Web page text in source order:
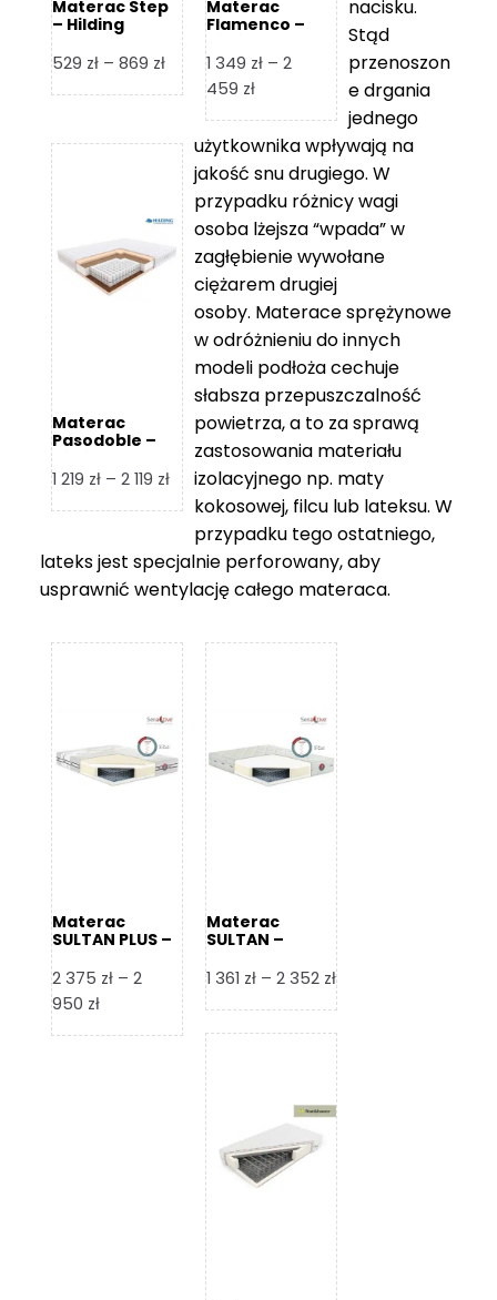
Materac Step
– Hilding
529 zł – 869 złZakres
cen:
529 zł
do
869 zł
Materac
Flamenco –
1 349 zł – 2
459 złZakres
od
1
349 zł
2
459 zł
Materac
Pasodoble –
1 219 zł – 2 119 złZakres
cen:
1
219 zł
do
119 zł
nacisku.
Stąd
przenoszon
e drgania
jednego
użytkownika wpływają na
jakość snu drugiego. W
przypadku różnicy wagi
osoba lżejsza “wpada” w
zagłębienie wywołane
ciężarem drugiej
osoby. Materace sprężynowe
w odróżnieniu do innych
modeli podłoża cechuje
słabsza przepuszczalność
powietrza, a to za sprawą
zastosowania materiału
izolacyjnego np. maty
kokosowej, filcu lub lateksu. W
przypadku tego ostatniego,
lateks jest specjalnie perforowany, aby
usprawnić wentylację całego materaca.
Materac
SULTAN PLUS –
2 375 zł – 2
950 złZakres
Materac
SULTAN –
1 361 zł – 2 352 złZakres
cen:
od
1
361 zł
do
2
352 zł